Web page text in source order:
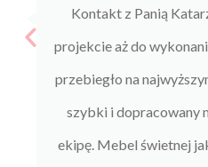
Kontakt z Panią
projekcie aż do
przebiegło na
szybki i dopracowany
ekipę. Mebel świetnej